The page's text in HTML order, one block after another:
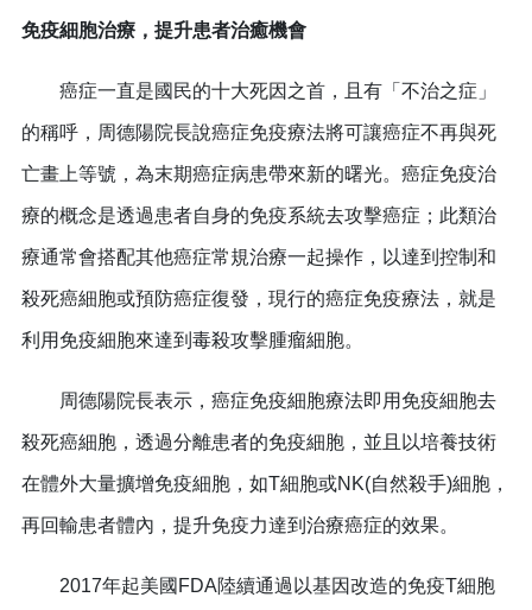
免疫細胞治療，提升患者治癒機會
癌症一直是國民的十大死因之首，且有「不治之症」
的稱呼，周德陽院長說癌症免疫療法將可讓癌症不再與死
亡畫上等號，為末期癌症病患帶來新的曙光。癌症免疫治
療的概念是透過患者自身的免疫系統去攻擊癌症；此類治
療通常會搭配其他癌症常規治療一起操作，以達到控制和
殺死癌細胞或預防癌症復發，現行的癌症免疫療法，就是
利用免疫細胞來達到毒殺攻擊腫瘤細胞。
周德陽院長表示，癌症免疫細胞療法即用免疫細胞去
殺死癌細胞，透過分離患者的免疫細胞，並且以培養技術
在體外大量擴增免疫細胞，如T細胞或NK(自然殺手)細胞，
再回輸患者體內，提升免疫力達到治療癌症的效果。
2017年起美國FDA陸續通過以基因改造的免疫T細胞